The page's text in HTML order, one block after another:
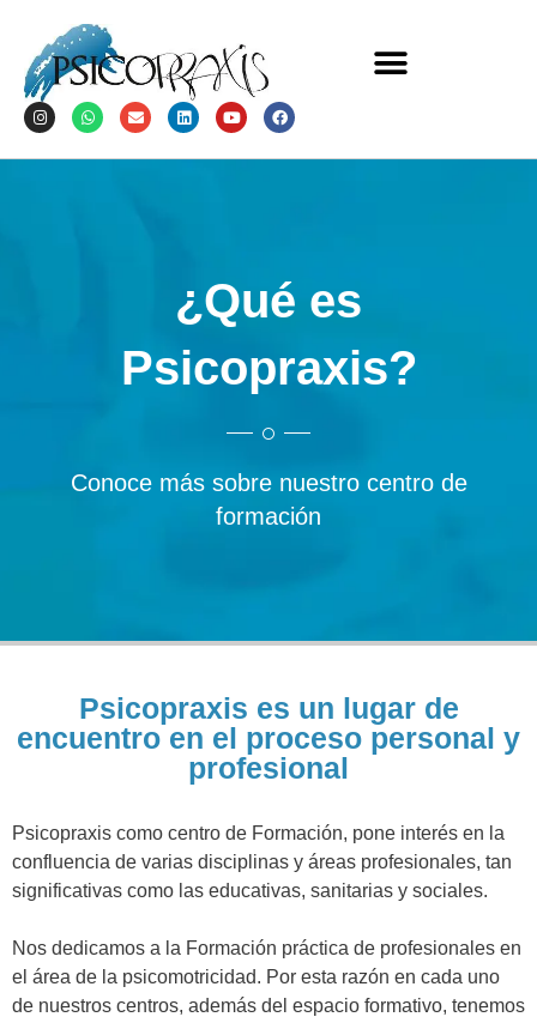
¿Qué es
Psicopraxis?
Conoce más sobre nuestro centro de
formación
Psicopraxis es un lugar de
encuentro en el proceso personal y
profesional
Psicopraxis como centro de Formación, pone interés en la
confluencia de varias disciplinas y áreas profesionales, tan
significativas como las educativas, sanitarias y sociales.
Nos dedicamos a la Formación práctica de profesionales en
el área de la psicomotricidad. Por esta razón en cada uno
de nuestros centros, además del espacio formativo, tenemos